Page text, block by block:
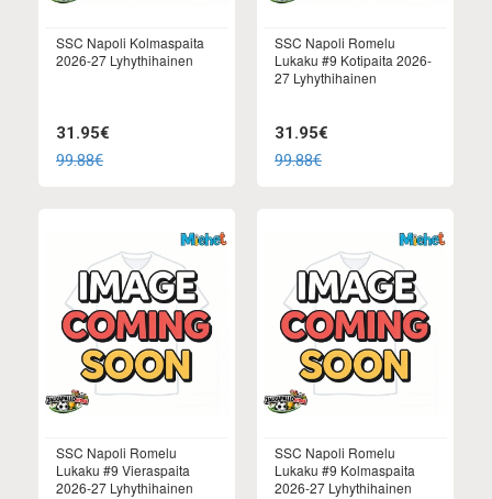
SSC Napoli Kolmaspaita
2026-27 Lyhythihainen
31.95€
99.88€
SSC Napoli Romelu
Lukaku #9 Kotipaita 2026-
27 Lyhythihainen
31.95€
99.88€
SSC Napoli Romelu
Lukaku #9 Vieraspaita
2026-27 Lyhythihainen
SSC Napoli Romelu
Lukaku #9 Kolmaspaita
2026-27 Lyhythihainen